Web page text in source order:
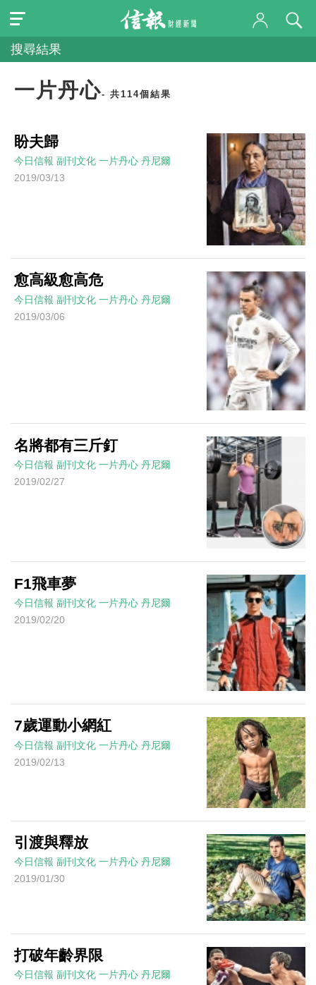
搜尋結果
一片丹心- 共114個結果
盼夫歸
今日信報 副刊文化 一片丹心 丹尼爾
2019/03/13
愈高級愈高危
今日信報 副刊文化 一片丹心 丹尼爾
2019/03/06
名將都有三斤釘
今日信報 副刊文化 一片丹心 丹尼爾
2019/02/27
F1飛車夢
今日信報 副刊文化 一片丹心 丹尼爾
2019/02/20
7歲運動小網紅
今日信報 副刊文化 一片丹心 丹尼爾
2019/02/13
引渡與釋放
今日信報 副刊文化 一片丹心 丹尼爾
2019/01/30
打破年齡界限
今日信報 副刊文化 一片丹心 丹尼爾